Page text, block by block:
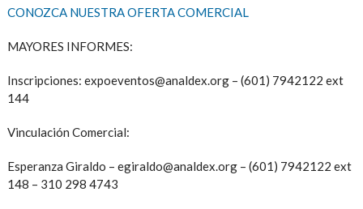
CONOZCA NUESTRA OFERTA COMERCIAL
MAYORES INFORMES:
Inscripciones: expoeventos@analdex.org – (601) 7942122 ext
144
Vinculación Comercial:
Esperanza Giraldo – egiraldo@analdex.org – (601) 7942122 ext
148 – 310 298 4743